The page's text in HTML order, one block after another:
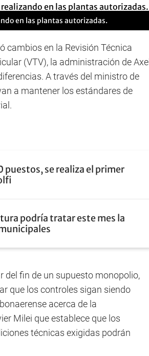
en las plantas autorizadas.
cambios en la Revisión Técnica
(VTV), la administración de Axel
A través del ministro de
a mantener los estándares de
puestos, se realiza el primer
podría tratar este mes la
del fin de un supuesto monopolio,
que los controles sigan siendo
acerca de la
Milei que establece que los
técnicas exigidas podrán